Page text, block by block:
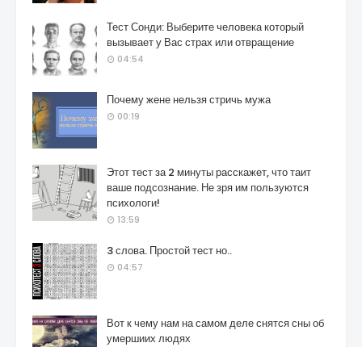
Тест Сонди: Выберите человека который
вызывает у Вас страх или отвращение
04:54
Почему жене нельзя стричь мужа
00:19
Этот тест за 2 минуты расскажет, что таит
ваше подсознание. Не зря им пользуются
психологи!
13:59
3 слова. Простой тест но..
04:57
Вот к чему нам на самом деле снятся сны об
умершиих людях